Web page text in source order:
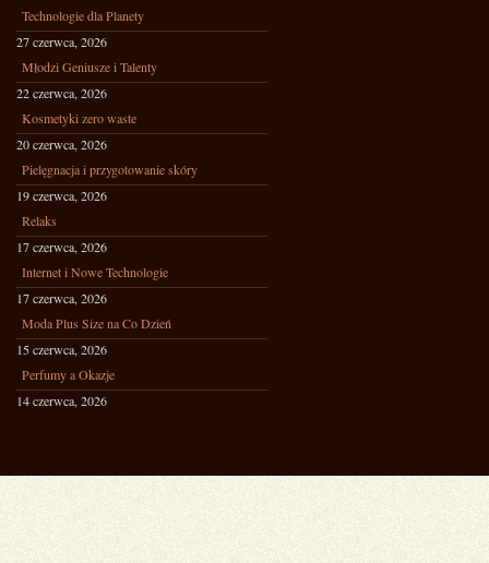
Technologie dla Planety
27 czerwca, 2026
Młodzi Geniusze i Talenty
22 czerwca, 2026
Kosmetyki zero waste
20 czerwca, 2026
Pielęgnacja i przygotowanie skóry
19 czerwca, 2026
Relaks
17 czerwca, 2026
Internet i Nowe Technologie
17 czerwca, 2026
Moda Plus Size na Co Dzień
15 czerwca, 2026
Perfumy a Okazje
14 czerwca, 2026